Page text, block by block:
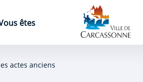
êtes
Page d'accueil
actes anciens